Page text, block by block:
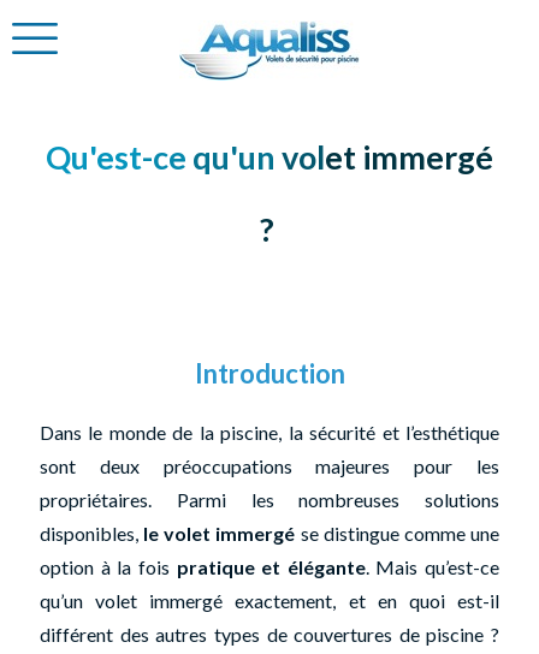
Qu'est-ce qu'un volet immergé
?
Introduction
Dans le monde de la piscine, la sécurité et l’esthétique
sont deux préoccupations majeures pour les
propriétaires. Parmi les nombreuses solutions
disponibles, le volet immergé se distingue comme une
option à la fois pratique et élégante. Mais qu’est-ce
qu’un volet immergé exactement, et en quoi est-il
différent des autres types de couvertures de piscine ?